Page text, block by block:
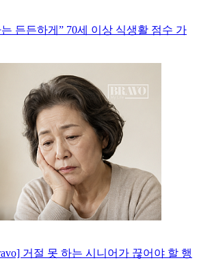
든든하게” 70세 이상 식생활 점수 가
거절 못 하는 시니어가 끊어야 할 행